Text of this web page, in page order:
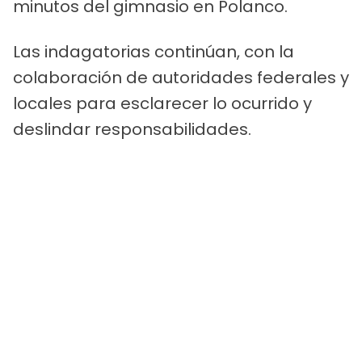
minutos del gimnasio en Polanco.
Las indagatorias continúan, con la
colaboración de autoridades federales y
locales para esclarecer lo ocurrido y
deslindar responsabilidades.